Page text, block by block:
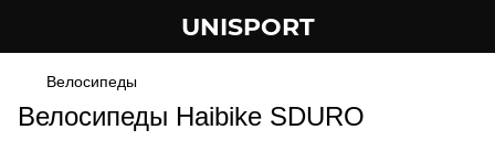
UNISPORT
Велосипеды
Велосипеды Haibike SDURO